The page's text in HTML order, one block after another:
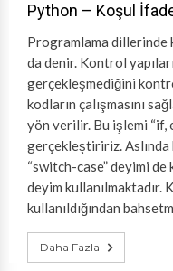
Python – Koşul
Programlama dillerinde
da denir. Kontrol
gerçekleşmediğini
kodların çalışmasını
yön verilir. Bu işlemi “if,
gerçekleştiririz.
“switch-case” deyimi de
deyim kullanılmaktadır.
kullanıldığından
Daha Fazla